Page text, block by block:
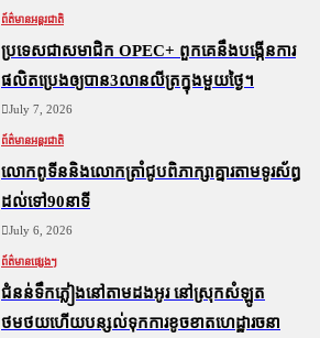
ព័ត៌មានអន្តរជាតិ
ប្រទេសជាសមាជិក OPEC+​ ពួកគេនឹងបង្កើនការ
ផលិតប្រេងឲ្យបាន3លានលីត្រក្នុងមួយថ្ងៃ។
July 7, 2026
ព័ត៌មានអន្តរជាតិ
លោកពូទីននិងលោកត្រាំជូបពិភាក្សាគ្នារតាមទូរស័ព្ធ
ដល់ទៅ90នាទី
July 6, 2026
ព័ត៌មានផ្សេងៗ
ជំនន់​ទឹកភ្លៀង​នៅ​តាម​ដងអូរ​ នៅ​ស្រុក​សំឡូត​
ថមថយ​ហើយ​បន្សល់​ទុក​ការ​ខូចខាត​ហេដ្ឋារចនា